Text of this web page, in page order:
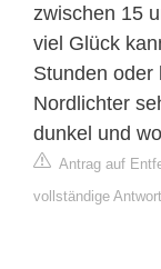
zwischen 15
viel Glück
Stunden oder
Nordlichter
dunkel und
Antrag auf
vollständige